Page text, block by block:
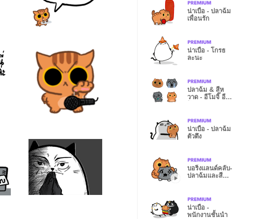
น่าเบื่อ - ปลาฉ้ม
เพื่อนรัก
น่าเบื่อ - โกรธ
ละนะ
ปลาฉ้ม & สีห
วาด - อีโมจิ๊ อี
น่าเบื่อ - ปลาฉ้ม
ตัวตึง
บอริ่งแลนด์คลับ-
ปลาฉ้มและสีห
น่าเบื่อ -
พนักงานชั้นนำ